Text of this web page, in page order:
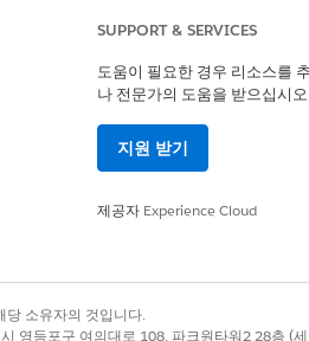
SUPPORT & SERVICES
도움이 필요한 경우 리소스를
나 전문가의 도움을 받으십시
지원 받기
제공자 Experience Cloud
소유자의 것입니다.
영등포구 여의대로 108, 파크원타워2 28층 (